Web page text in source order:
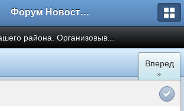
Форум Новостройки
района. Организовыв...
Вперед
»